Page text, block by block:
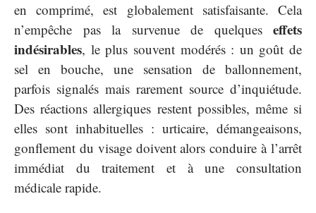
en comprimé, est globalement satisfaisante. Cela
n’empêche pas la survenue de quelques effets
indésirables, le plus souvent modérés : un goût de
sel en bouche, une sensation de ballonnement,
parfois signalés mais rarement source d’inquiétude.
Des réactions allergiques restent possibles, même si
elles sont inhabituelles : urticaire, démangeaisons,
gonflement du visage doivent alors conduire à l’arrêt
immédiat du traitement et à une consultation
médicale rapide.